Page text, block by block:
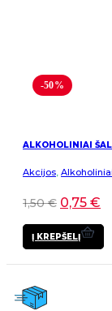
-50%
ALKOHOLINIAI
Akcijos,
1,50€ 0,75 €
Į KREPŠELĮ